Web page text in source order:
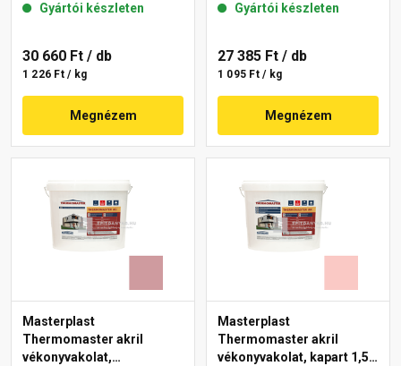
Gyártói készleten
30 660 Ft / db
1 226 Ft / kg
Megnézem
Gyártói készleten
27 385 Ft / db
1 095 Ft / kg
Megnézem
Masterplast
Thermomaster akril
vékonyvakolat,
Masterplast
Thermomaster akril
vékonyvakolat, kapart 1,5